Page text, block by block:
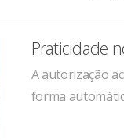
Praticidade
A autorização
forma